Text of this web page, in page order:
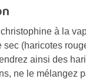
à la
sec (haricotes
ainsi des
ne le mélangez